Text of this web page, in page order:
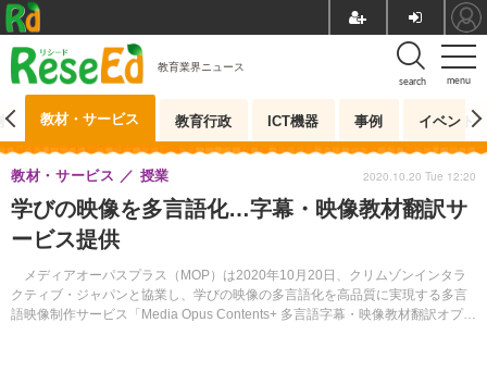
menu
search
教育業界ニュース
教材・サービス 教育行政 ICT機器 事例 イベント
学びの映像を多言語化…字幕・映像教材翻訳サ
ービス提供
メディアオーパスプラス（MOP）は2020年10月20日、クリムゾンインタラ
クティブ・ジャパンと協業し、学びの映像の多言語化を高品質に実現する多言
語映像制作サービス「Media Opus Contents+ 多言語字幕・映像教材翻訳オプシ
教材・サービス 授業 2020.10.20 Tue 12:20